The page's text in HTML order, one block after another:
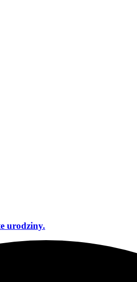
urodziny.